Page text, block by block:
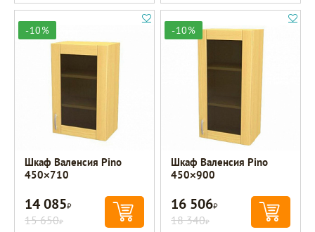
-10%
Шкаф Валенсия Pino
450×710
14 085Р
15 650Р
-10%
Шкаф Валенсия Pino
450×900
16 506Р
18 340Р